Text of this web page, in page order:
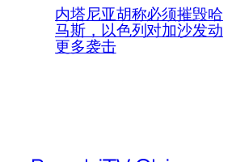
内塔尼亚胡称必须摧毁哈
马斯，以色列对加沙发动
更多袭击